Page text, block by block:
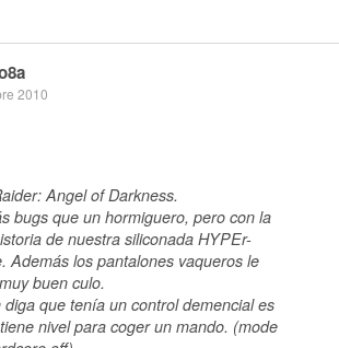
2010
Angel of Darkness.
bugs que un hormiguero, pero con la
de nuestra siliconada HYPEr-
Además los pantalones vaqueros le
buen culo.
diga que tenía un control demencial es
nivel para coger un mando. (mode